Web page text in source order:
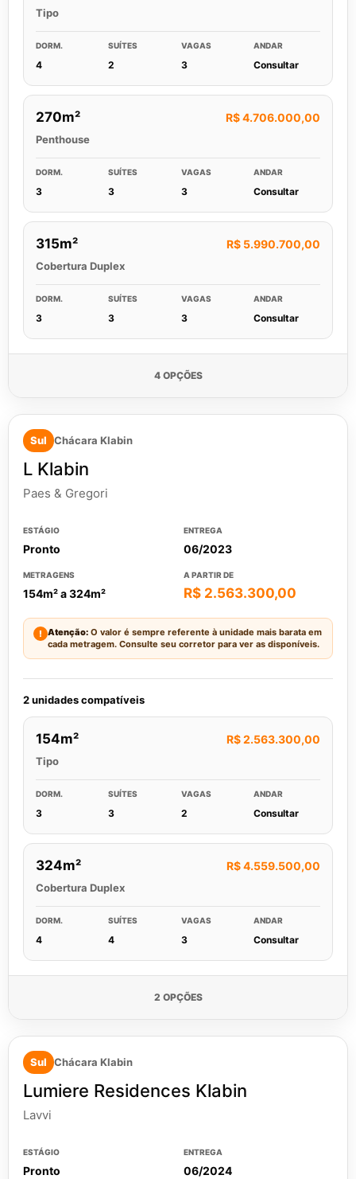
Tipo
DORM.
4
SUÍTES
2
VAGAS
3
ANDAR
Consultar
270m² R$ 4.706.000,00
Penthouse
DORM.
3
SUÍTES
3
VAGAS
3
ANDAR
Consultar
315m² R$ 5.990.700,00
Cobertura Duplex
DORM.
3
SUÍTES
3
VAGAS
3
ANDAR
Consultar
4 OPÇÕES
Sul Chácara Klabin
L Klabin
Paes & Gregori
ESTÁGIO
Pronto
ENTREGA
06/2023
METRAGENS
154m² a 324m²
A PARTIR DE
R$ 2.563.300,00
! Atenção: O valor é sempre referente à unidade mais barata em
cada metragem. Consulte seu corretor para ver as disponíveis.
2 unidades compatíveis
154m² R$ 2.563.300,00
Tipo
DORM.
3
SUÍTES
3
VAGAS
2
ANDAR
Consultar
324m² R$ 4.559.500,00
Cobertura Duplex
DORM.
4
SUÍTES
4
VAGAS
3
ANDAR
Consultar
2 OPÇÕES
Sul Chácara Klabin
Lumiere Residences Klabin
Lavvi
ESTÁGIO
Pronto
ENTREGA
06/2024